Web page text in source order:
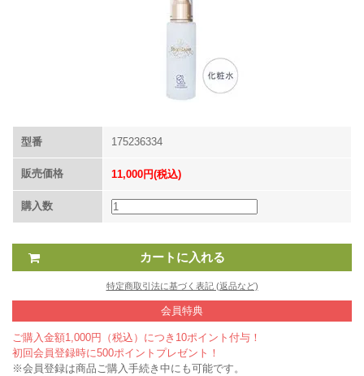
型番 175236334
販売価格 11,000円(税込)
購入数
特定商取引法に基づく表記 (返品など)
会員特典
ご購入金額1,000円（税込）につき10ポイント付与！
初回会員登録時に500ポイントプレゼント！
※会員登録は商品ご購入手続き中にも可能です。